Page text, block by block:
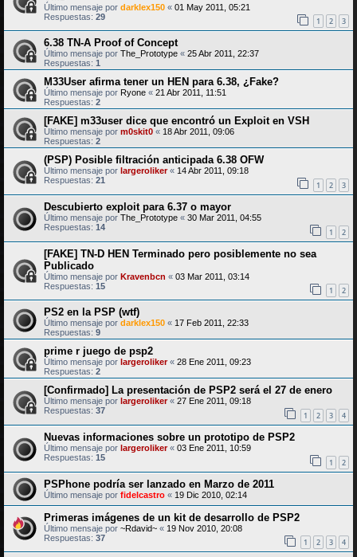
Último mensaje por darklex150 « 01 May 2011, 05:21
Respuestas: 29 1 2 3
6.38 TN-A Proof of Concept
Último mensaje por The_Prototype « 25 Abr 2011, 22:37
Respuestas: 1
M33User afirma tener un HEN para 6.38, ¿Fake?
Último mensaje por Ryone « 21 Abr 2011, 11:51
Respuestas: 2
[FAKE] m33user dice que encontró un Exploit en VSH
Último mensaje por m0skit0 « 18 Abr 2011, 09:06
Respuestas: 2
(PSP) Posible filtración anticipada 6.38 OFW
Último mensaje por largeroliker« 14 Abr 2011, 09:18
Respuestas: 21 1 2 3
Descubierto exploit para 6.37 o mayor
Último mensaje por The_Prototype « 30 Mar 2011, 04:55
Respuestas: 14 1 2
[FAKE] TN-D HEN Terminado pero posiblemente no sea
Publicado
Último mensaje por Kravenbcn « 03 Mar 2011, 03:14
Respuestas: 15 1 2
PS2 en la PSP (wtf)
Último mensaje por darklex150 « 17 Feb 2011, 22:33
Respuestas: 9
prime r juego de psp2
Último mensaje por largeroliker« 28 Ene 2011, 09:23
Respuestas: 2
[Confirmado] La presentación de PSP2 será el 27 de enero
Último mensaje por largeroliker« 27 Ene 2011, 09:18
Respuestas: 37 1 2 3 4
Nuevas informaciones sobre un prototipo de PSP2
Último mensaje por largeroliker« 03 Ene 2011, 10:59
Respuestas: 15 1 2
PSPhone podría ser lanzado en Marzo de 2011
Último mensaje por fidelcastro « 19 Dic 2010, 02:14
Primeras imágenes de un kit de desarrollo de PSP2
Último mensaje por ~Rdavid~ « 19 Nov 2010, 20:08
Respuestas: 37 1 2 3 4